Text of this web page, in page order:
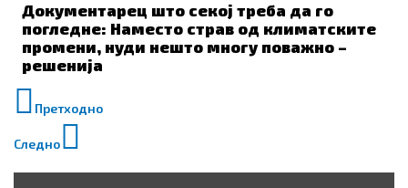
Документарец што секој треба да го
погледне: Наместо страв од климатските
промени, нуди нешто многу поважно –
решенија
Prev
Претходно
Следно
Next